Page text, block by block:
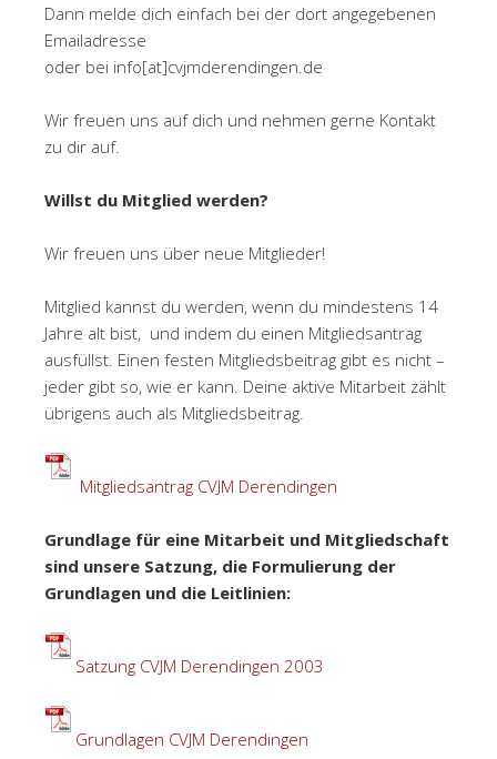
Dann melde dich einfach bei der dort angegebenen
Emailadresse
oder bei info[at]cvjmderendingen.de
Wir freuen uns auf dich und nehmen gerne Kontakt
zu dir auf.
Willst du Mitglied werden?
Wir freuen uns über neue Mitglieder!
Mitglied kannst du werden, wenn du mindestens 14
Jahre alt bist, und indem du einen Mitgliedsantrag
ausfüllst. Einen festen Mitgliedsbeitrag gibt es nicht –
jeder gibt so, wie er kann. Deine aktive Mitarbeit zählt
übrigens auch als Mitgliedsbeitrag.
Mitgliedsantrag CVJM Derendingen
Grundlage für eine Mitarbeit und Mitgliedschaft
sind unsere Satzung, die Formulierung der
Grundlagen und die Leitlinien:
Satzung CVJM Derendingen 2003
Grundlagen CVJM Derendingen